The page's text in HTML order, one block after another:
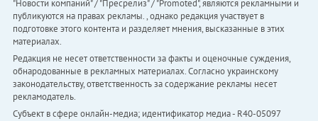
"Новости компаний" / "Пресрелиз" / "Promoted", являются рекламными и
публикуются на правах рекламы. , однако редакция участвует в
подготовке этого контента и разделяет мнения, высказанные в этих
материалах.
Редакция не несет ответственности за факты и оценочные суждения,
обнародованные в рекламных материалах. Согласно украинскому
законодательству, ответственность за содержание рекламы несет
рекламодатель.
Субъект в сфере онлайн-медиа; идентификатор медиа - R40-05097